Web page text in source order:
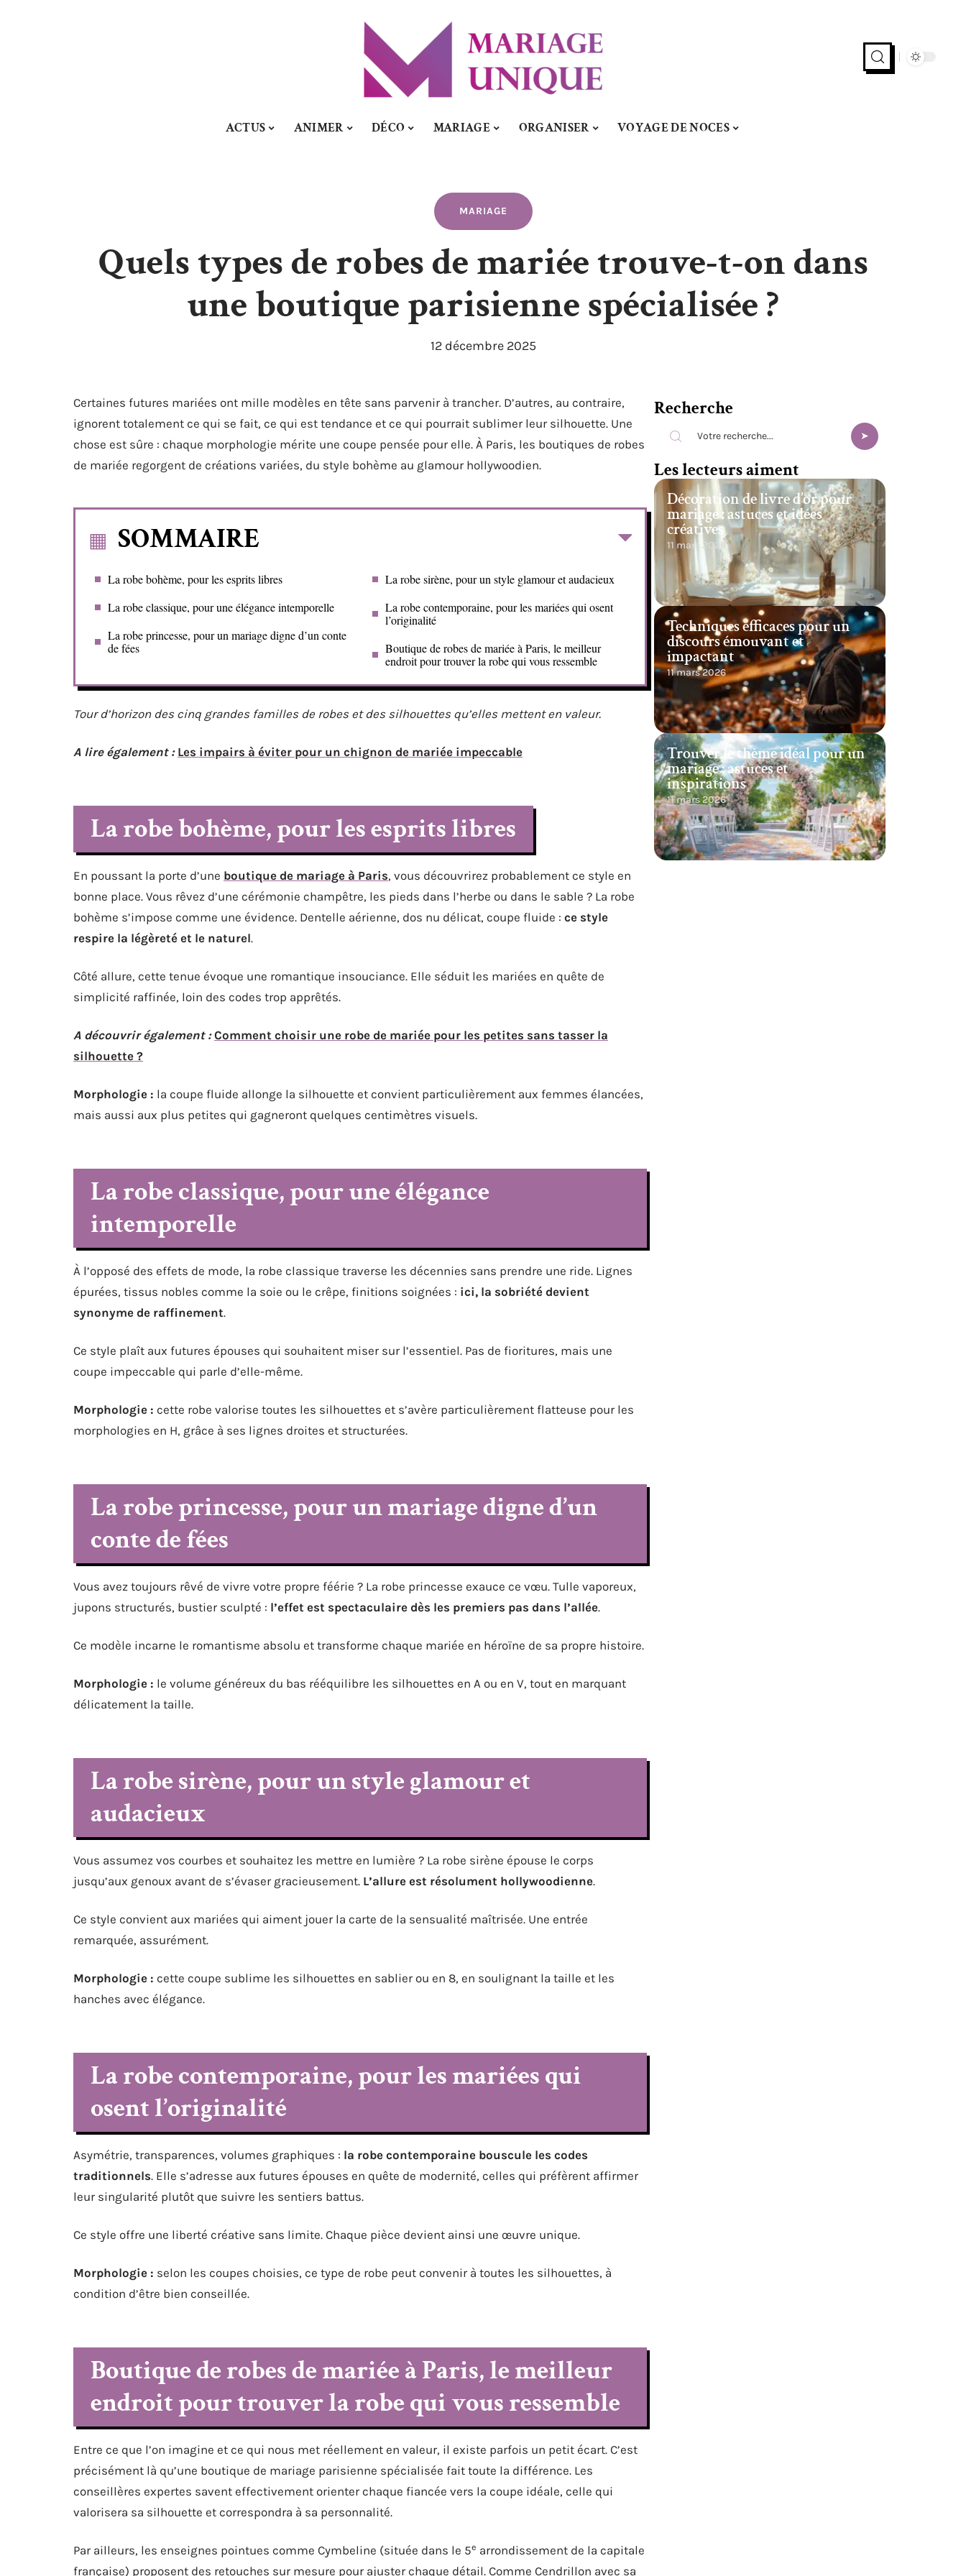
ACTUS ANIMER DÉCO MARIAGE ORGANISER VOYAGE DE NOCES
MARIAGE
Quels types de robes de mariée trouve-t-on dans
une boutique parisienne spécialisée ?
12 décembre 2025
Certaines futures mariées ont mille modèles en tête sans parvenir à trancher. D’autres, au contraire,
ignorent totalement ce qui se fait, ce qui est tendance et ce qui pourrait sublimer leur silhouette. Une
chose est sûre : chaque morphologie mérite une coupe pensée pour elle. À Paris, les boutiques de robes
de mariée regorgent de créations variées, du style bohème au glamour hollywoodien.
SOMMAIRE
La robe bohème, pour les esprits libres
La robe classique, pour une élégance intemporelle
La robe princesse, pour un mariage digne d’un conte
de fées
La robe sirène, pour un style glamour et audacieux
La robe contemporaine, pour les mariées qui osent
l’originalité
Boutique de robes de mariée à Paris, le meilleur
endroit pour trouver la robe qui vous ressemble
Tour d’horizon des cinq grandes familles de robes et des silhouettes qu’elles mettent en valeur.
A lire également : Les impairs à éviter pour un chignon de mariée impeccable
La robe bohème, pour les esprits libres
En poussant la porte d’une boutique de mariage à Paris, vous découvrirez probablement ce style en
bonne place. Vous rêvez d’une cérémonie champêtre, les pieds dans l’herbe ou dans le sable ? La robe
bohème s’impose comme une évidence. Dentelle aérienne, dos nu délicat, coupe fluide : ce style
respire la légèreté et le naturel.
Côté allure, cette tenue évoque une romantique insouciance. Elle séduit les mariées en quête de
simplicité raffinée, loin des codes trop apprêtés.
A découvrir également : Comment choisir une robe de mariée pour les petites sans tasser la
silhouette ?
Morphologie : la coupe fluide allonge la silhouette et convient particulièrement aux femmes élancées,
mais aussi aux plus petites qui gagneront quelques centimètres visuels.
La robe classique, pour une élégance
intemporelle
À l’opposé des effets de mode, la robe classique traverse les décennies sans prendre une ride. Lignes
épurées, tissus nobles comme la soie ou le crêpe, finitions soignées : ici, la sobriété devient
synonyme de raffinement.
Ce style plaît aux futures épouses qui souhaitent miser sur l’essentiel. Pas de fioritures, mais une
coupe impeccable qui parle d’elle-même.
Morphologie : cette robe valorise toutes les silhouettes et s’avère particulièrement flatteuse pour les
morphologies en H, grâce à ses lignes droites et structurées.
La robe princesse, pour un mariage digne d’un
conte de fées
Vous avez toujours rêvé de vivre votre propre féérie ? La robe princesse exauce ce vœu. Tulle vaporeux,
jupons structurés, bustier sculpté : l’effet est spectaculaire dès les premiers pas dans l’allée.
Ce modèle incarne le romantisme absolu et transforme chaque mariée en héroïne de sa propre histoire.
Morphologie : le volume généreux du bas rééquilibre les silhouettes en A ou en V, tout en marquant
délicatement la taille.
La robe sirène, pour un style glamour et
audacieux
Vous assumez vos courbes et souhaitez les mettre en lumière ? La robe sirène épouse le corps
jusqu’aux genoux avant de s’évaser gracieusement. L’allure est résolument hollywoodienne.
Ce style convient aux mariées qui aiment jouer la carte de la sensualité maîtrisée. Une entrée
remarquée, assurément.
Morphologie : cette coupe sublime les silhouettes en sablier ou en 8, en soulignant la taille et les
hanches avec élégance.
La robe contemporaine, pour les mariées qui
osent l’originalité
Asymétrie, transparences, volumes graphiques : la robe contemporaine bouscule les codes
traditionnels. Elle s’adresse aux futures épouses en quête de modernité, celles qui préfèrent affirmer
leur singularité plutôt que suivre les sentiers battus.
Ce style offre une liberté créative sans limite. Chaque pièce devient ainsi une œuvre unique.
Morphologie : selon les coupes choisies, ce type de robe peut convenir à toutes les silhouettes, à
condition d’être bien conseillée.
Boutique de robes de mariée à Paris, le meilleur
endroit pour trouver la robe qui vous ressemble
Entre ce que l’on imagine et ce qui nous met réellement en valeur, il existe parfois un petit écart. C’est
précisément là qu’une boutique de mariage parisienne spécialisée fait toute la différence. Les
conseillères expertes savent effectivement orienter chaque fiancée vers la coupe idéale, celle qui
valorisera sa silhouette et correspondra à sa personnalité.
Par ailleurs, les enseignes pointues comme Cymbeline (située dans le 5e arrondissement de la capitale
française) proposent des retouches sur mesure pour ajuster chaque détail. Comme Cendrillon avec sa
Recherche
Les lecteurs aiment
Décoration de livre d’or pour
mariage : astuces et idées
créatives
11 mars 2026
Techniques efficaces pour un
discours émouvant et
impactant
11 mars 2026
Trouver le thème idéal pour un
mariage : astuces et
inspirations
11 mars 2026